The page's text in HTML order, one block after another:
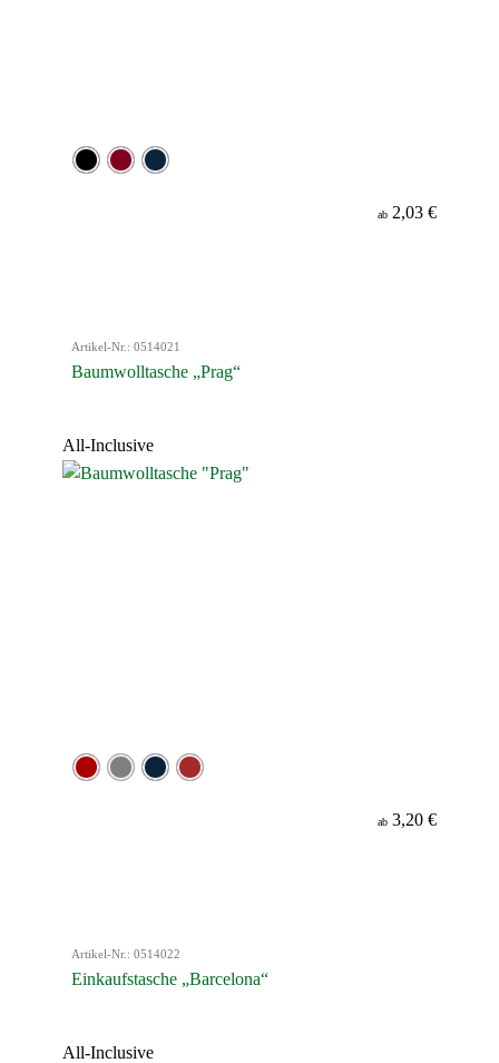
ab 2,03 €
Artikel-Nr.: 0514021
Baumwolltasche „Prag“
All-Inclusive
ab 3,20 €
Artikel-Nr.: 0514022
Einkaufstasche „Barcelona“
All-Inclusive